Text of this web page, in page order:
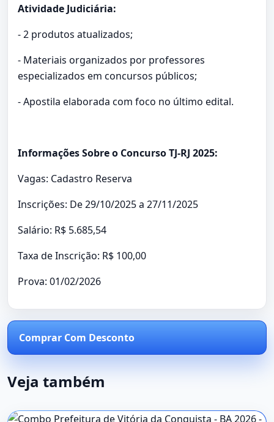
Atividade Judiciária:
- 2 produtos atualizados;
- Materiais organizados por professores
especializados em concursos públicos;
- Apostila elaborada com foco no último edital.
Informações Sobre o Concurso TJ-RJ 2025:
Vagas: Cadastro Reserva
Inscrições: De 29/10/2025 a 27/11/2025
Salário: R$ 5.685,54
Taxa de Inscrição: R$ 100,00
Prova: 01/02/2026
Comprar Com Desconto
Veja também